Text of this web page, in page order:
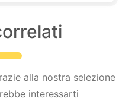
alla nostra selezione
interessarti